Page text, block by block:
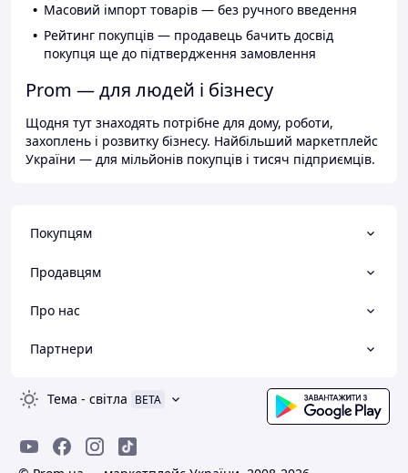
Масовий імпорт товарів — без ручного введення
Рейтинг покупців — продавець бачить досвід
покупця ще до підтвердження замовлення
Prom — для людей і бізнесу
Щодня тут знаходять потрібне для дому, роботи,
захоплень і розвитку бізнесу. Найбільший маркетплейс
України — для мільйонів покупців і тисяч підприємців.
Покупцям
Продавцям
Про нас
Партнери
Тема - світла BETA